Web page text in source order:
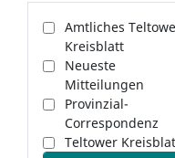
Amtliches
Kreisblatt
Neueste
Mitteilungen
Provinzial-
Correspondenz
Teltower